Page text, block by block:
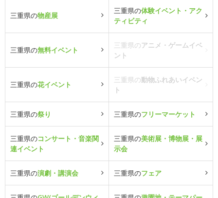
三重県の物産展
三重県の体験イベント・アク
ティビティ
三重県の無料イベント
三重県のアニメ・ゲームイベ
ント
三重県の花イベント
三重県の動物ふれあいイベン
ト
三重県の祭り 三重県のフリーマーケット
三重県のコンサート・音楽関
連イベント
三重県の美術展・博物展・展
示会
三重県の演劇・講演会 三重県のフェア